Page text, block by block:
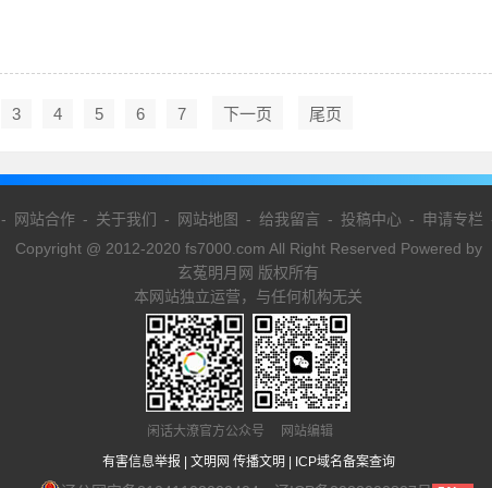
3 4 5 6 7 下一页 尾页
- 网站合作- 关于我们 - 网站地图 - 给我留言 - 投稿中心- 申请专栏
Copyright @ 2012-2020 fs7000.com All Right Reserved Powered by
玄菟明月网 版权所有
本网站独立运营，与任何机构无关
闲话大潦官方公众号 网站编辑
有害信息举报
文明网 传播文明 ICP域名备案查询